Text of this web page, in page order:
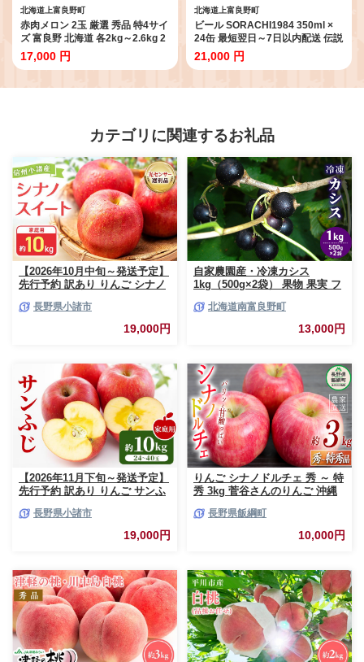
北海道上富良野町
赤肉メロン 2玉 厳選 秀品 特4サイ
ズ 富良野 北海道 各2kg～2.6kg 2
玉 セット ファーム富良野 メロン
めろん 果物 くだもの フルーツ デ
17,000 円
北海道上富良野町
ビール SORACHI1984 350ml ×
24缶 最短翌日～7日以内配送 伝説
のホップ ソラチエース ソラチ
sorachi ソラチ1984 サッポロビ
ルコール 北海道 上富良野町
21,000 円
カテゴリに関連するお礼品
【2026年10月中旬～発送予定】
先行予約 訳あり りんご シナノ
庭用 フルーツ 果物 甘い 訳あり
長野県小諸市
19,000円
自家農園産・冷凍カシス
1kg（500g×2袋） 果物 果実 フ
北海道南富良野町
13,000円
【2026年11月下旬～発送予定】
先行予約 訳あり りんご サンふ
フルーツ 果物 甘い おいしい 林
長野県小諸市
19,000円
りんご シナノドルチェ 秀 ～ 特
秀 3kg 菅谷さんのりんご 沖縄
頃から2026年10月上旬頃まで順
次発送予定 令和8年度出荷分 長
長野県飯綱町
10,000円